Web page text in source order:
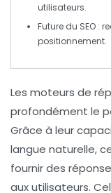
utilisateurs.
Future du SEO :
positionnement.
Les moteurs de
profondément le
Grâce à leur
langue naturelle,
fournir des
aux utilisateurs.